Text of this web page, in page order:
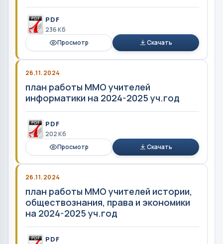
PDF
236 Кб
Просмотр
Скачать
26.11.2024
план работы ММО учителей
информатики на 2024-2025 уч.год
PDF
202 Кб
Просмотр
Скачать
26.11.2024
план работы ММО учителей истории,
обществознания, права и экономики
на 2024-2025 уч.год
PDF